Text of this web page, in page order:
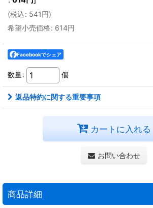
(税込: 541円)
希望小売価格: 614円
Facebookでシェア
数量: 個
返品特約に関する重要事項
カートに入れる
お問い合わせ
商品詳細